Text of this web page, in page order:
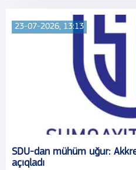
23-07-2026, 13:13
SDU-dan mühüm uğur:
açıqladı